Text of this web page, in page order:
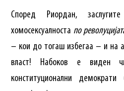
Според Риордан,
хомосексуалноста по
– кои до тогаш избегаа – и на
власт! Набоков е виден
конституционални